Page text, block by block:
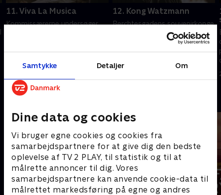
Samtykke Detaljer Om
Dine data og cookies
Vi bruger egne cookies og cookies fra
samarbejdspartnere for at give dig den bedste
oplevelse af TV 2 PLAY, til statistik og til at
målrette annoncer til dig. Vores
samarbejdspartnere kan anvende cookie-data til
målrettet markedsføring på egne og andres
11. Viva La Musica
Kommissærerne undersøger
koret var en torn i øjet på den
17. november 2021 • 47 min
12. Kong Watzmann
Berchtesgadens souvenirkonge
bliver fundet død, og Beissl og
Jerry mistænker hurtigt hans
største konkurrent. Sagen
18. november 2021 • 48 min
Andre så også